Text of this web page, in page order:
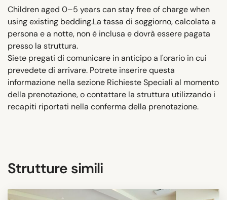
Children aged 0–5 years can stay free of charge when
using existing bedding.La tassa di soggiorno, calcolata a
persona e a notte, non è inclusa e dovrà essere pagata
presso la struttura.
Siete pregati di comunicare in anticipo a l'orario in cui
prevedete di arrivare. Potrete inserire questa
informazione nella sezione Richieste Speciali al momento
della prenotazione, o contattare la struttura utilizzando i
recapiti riportati nella conferma della prenotazione.
Strutture simili